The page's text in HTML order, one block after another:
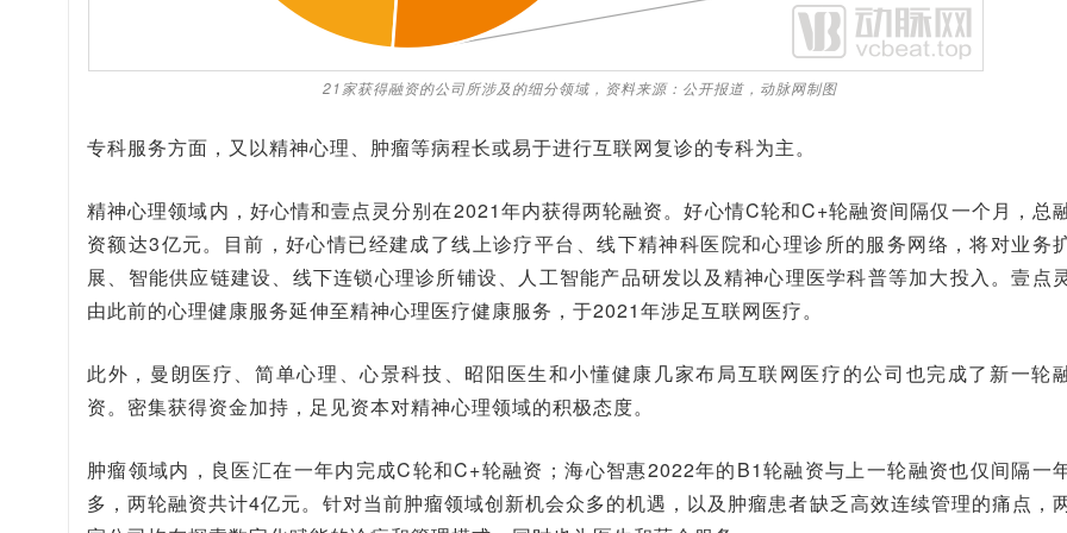
21家获得融资的公司所涉及的细分领域，资料来源：公开报道，动脉网制图
专科服务方面，又以精神心理、肿瘤等病程长或易于进行互联网复诊的专科为主。
精神心理领域内，好心情和壹点灵分别在2021年内获得两轮融资。好心情C轮和C+轮融资间隔仅一个月，总
资额达3亿元。目前，好心情已经建成了线上诊疗平台、线下精神科医院和心理诊所的服务网络，将对业务
展、智能供应链建设、线下连锁心理诊所铺设、人工智能产品研发以及精神心理医学科普等加大投入。壹点灵
由此前的心理健康服务延伸至精神心理医疗健康服务，于2021年涉足互联网医疗。
此外，曼朗医疗、简单心理、心景科技、昭阳医生和小懂健康几家布局互联网医疗的公司也完成了新一轮
资。密集获得资金加持，足见资本对精神心理领域的积极态度。
肿瘤领域内，良医汇在一年内完成C轮和C+轮融资；海心智惠2022年的B1轮融资与上一轮融资也仅间隔一
多，两轮融资共计4亿元。针对当前肿瘤领域创新机会众多的机遇，以及肿瘤患者缺乏高效连续管理的痛点，